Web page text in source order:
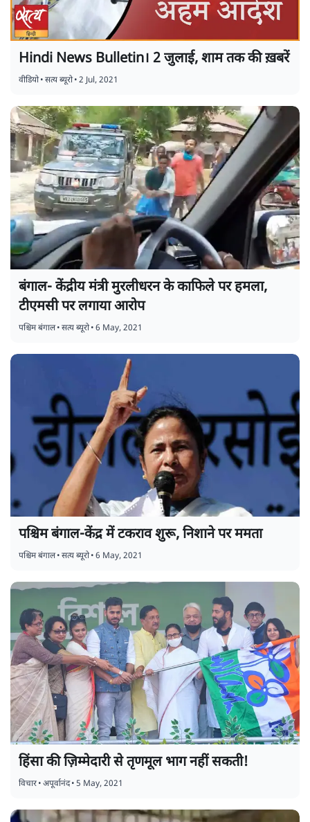
Hindi News Bulletin। 2 जुलाई, शाम तक की ख़बरें
वीडियो•सत्य ब्यूरो•2 Jul, 2021
बंगाल- केंद्रीय मंत्री मुरलीधरन के काफिले पर हमला,
टीएमसी पर लगाया आरोप
पश्चिम बंगाल•सत्य ब्यूरो•6 May, 2021
पश्चिम बंगाल-केंद्र में टकराव शुरू, निशाने पर ममता
पश्चिम बंगाल•सत्य ब्यूरो•6 May, 2021
हिंसा की ज़िम्मेदारी से तृणमूल भाग नहीं सकती!
विचार•अपूर्वानंद•5 May, 2021